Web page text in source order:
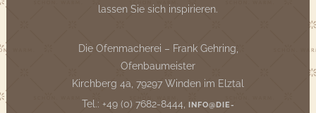
lassen Sie sich inspirieren.
Die Ofenmacherei – Frank Gehring,
Ofenbaumeister
Kirchberg 4a, 79297 Winden im Elztal
Tel.: +49 (0) 7682-8444,
INFO@DIE-